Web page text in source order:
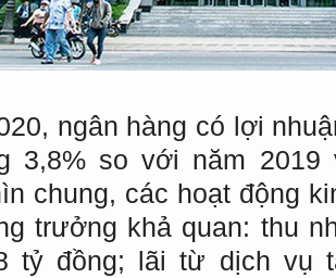
ngân hàng có lợi
3,8% so với năm
chung, các hoạt động
trưởng khả quan: thu
tỷ đồng; lãi từ dịch vụ